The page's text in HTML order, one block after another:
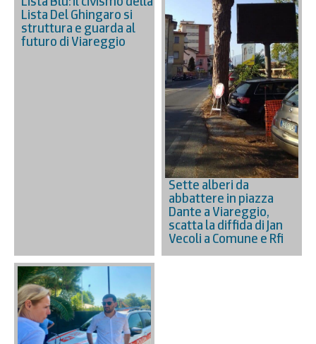
Lista Del Ghingaro si
struttura e guarda al
futuro di Viareggio
Sette alberi da
abbattere in piazza
Dante a Viareggio,
scatta la diffida di Jan
Vecoli a Comune e Rfi